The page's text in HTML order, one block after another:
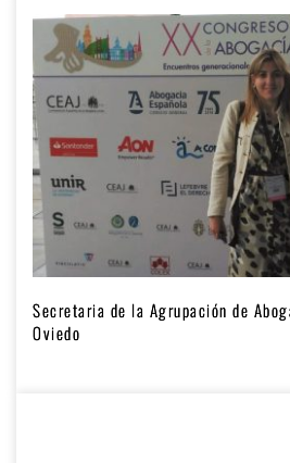
Secretaria de la Agrupación de
Oviedo